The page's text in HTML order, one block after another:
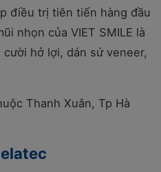
điều trị tiên tiến hàng đầu
nhọn của VIET SMILE là
hở lợi, dán sứ veneer,
Thanh Xuân, Tp Hà